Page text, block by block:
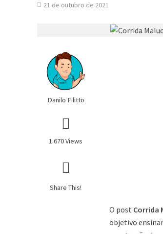
21 de outubro de 2021
Danilo Filitto
1.670 Views
Share This!
O post Corrida
objetivo